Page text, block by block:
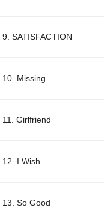
9. SATISFACTION
10. Missing
11. Girlfriend
12. I Wish
13. So Good